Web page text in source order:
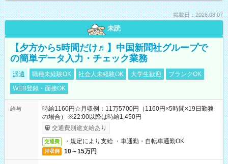
掲載日：2026.08.07
未読
【夕方から5時間だけ♬】中国新聞社グループで
の簡単データ入力・チェック業務
派遣 職種未経験OK 社会人未経験OK 大学生歓迎
ブランクOK
WEB登録・面接OK
給与
時給1160円☆月収例：11万5700円（1160円×5時間×19日勤務
の場合） ※22:00以降は時給1,450円
交通費別途支給あり
交通費 ・規定により支給 ・車通勤・自転車通勤OK
月収例 10～15万円